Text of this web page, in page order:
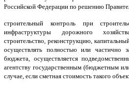
Российской Федерации по решению
строительный контроль при
инфраструктуры дорожного
строительство, реконструкцию,
осуществлять полностью или частично
бюджета, осуществляется
агентству государственным (бюджетным
случае, если сметная стоимость такого